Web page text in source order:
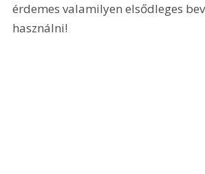
érdemes valamilyen elsődleges
használni!